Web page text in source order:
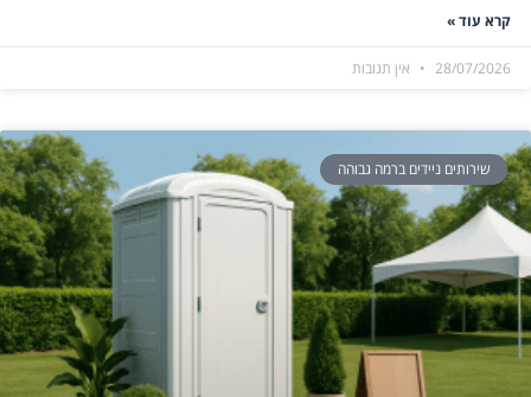
קרא עוד »
28/07/2026 אין תגובות
שירותים ניידים ברמה גבוהה